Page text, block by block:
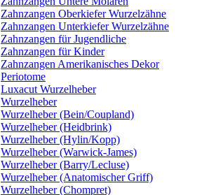
Zahnzangen Oberkiefer Wurzelzähne
Zahnzangen Unterkiefer Wurzelzähne
Zahnzangen für Jugendliche
Zahnzangen für Kinder
Zahnzangen Amerikanisches Dekor
Periotome
Luxacut Wurzelheber
Wurzelheber
Wurzelheber (Bein/Coupland)
Wurzelheber (Heidbrink)
Wurzelheber (Hylin/Kopp)
Wurzelheber (Warwick-James)
Wurzelheber (Barry/Lecluse)
Wurzelheber (Anatomischer Griff)
Wurzelheber (Chompret)